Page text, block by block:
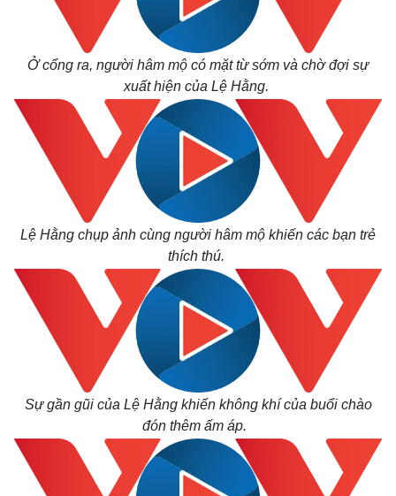
Thế giới
Cuộc sống đó đây
Hồ sơ
Multimedia
Video
Ảnh
E-Magazine
Infographic
Ở cổng ra, người hâm mộ có mặt từ sớm và chờ đợi sự
xuất hiện của Lệ Hằng.
Lệ Hằng chụp ảnh cùng người hâm mộ khiến các bạn trẻ
thích thú.
Sự gần gũi của Lệ Hằng khiến không khí của buổi chào
đón thêm ấm áp.